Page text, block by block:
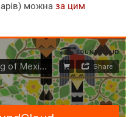
можна за цим